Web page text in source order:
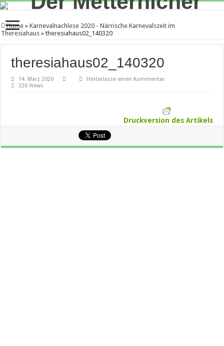
Home » Karnevalnachlese 2020 - Närrische Karnevalszeit im
Theresiahaus » theresiahaus02_140320
theresiahaus02_140320
14. März 2020
Hinterlasse einen Kommentar
326 Views
Druckversion des Artikels